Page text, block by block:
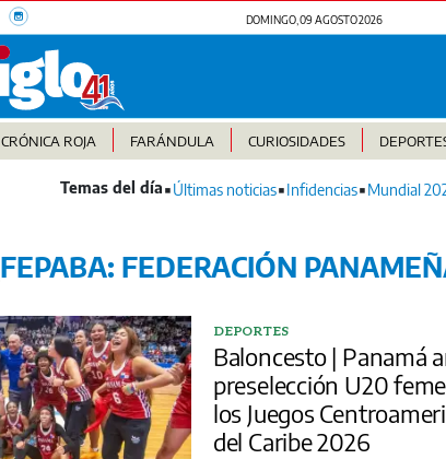
DOMINGO, 09 AGOSTO 2026
CRÓNICA ROJA FARÁNDULA CURIOSIDADES
Últimas noticias Infidencias Mundial
FEPABA: FEDERACIÓN
DEPORTES
Baloncesto | Panamá
preselección U20
los Juegos
del Caribe 2026